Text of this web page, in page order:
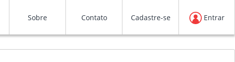
Sobre Contato Cadastre-se Entrar